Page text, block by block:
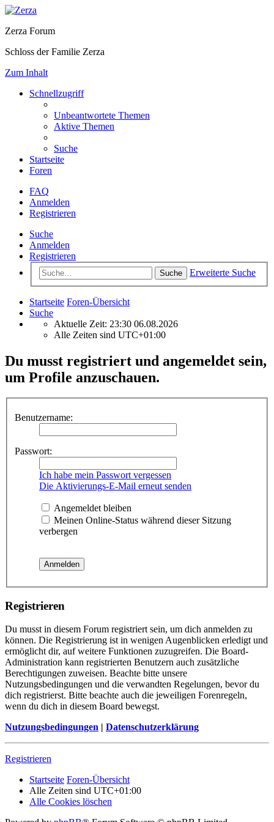
Zerza Forum
Schloss der Familie Zerza
Zum Inhalt
Schnellzugriff
Unbeantwortete Themen
Aktive Themen
Suche
Startseite
Foren
FAQ
Anmelden
Registrieren
Suche
Anmelden
Registrieren
Suche Erweiterte Suche
Startseite Foren-Übersicht
Suche
Aktuelle Zeit: 23:30 06.08.2026
Alle Zeiten sind UTC+01:00
Du musst registriert und angemeldet sein,
um Profile anzuschauen.
Benutzername:
Passwort:
Ich habe mein Passwort vergessen
Die Aktivierungs-E-Mail erneut senden
Angemeldet bleiben
Meinen Online-Status während dieser Sitzung
verbergen
Registrieren
Du musst in diesem Forum registriert sein, um dich anmelden zu
können. Die Registrierung ist in wenigen Augenblicken erledigt und
ermöglicht dir, auf weitere Funktionen zuzugreifen. Die Board-
Administration kann registrierten Benutzern auch zusätzliche
Berechtigungen zuweisen. Beachte bitte unsere
Nutzungsbedingungen und die verwandten Regelungen, bevor du
dich registrierst. Bitte beachte auch die jeweiligen Forenregeln,
wenn du dich in diesem Board bewegst.
Nutzungsbedingungen | Datenschutzerklärung
Registrieren
Startseite Foren-Übersicht
Alle Zeiten sind UTC+01:00
Alle Cookies löschen